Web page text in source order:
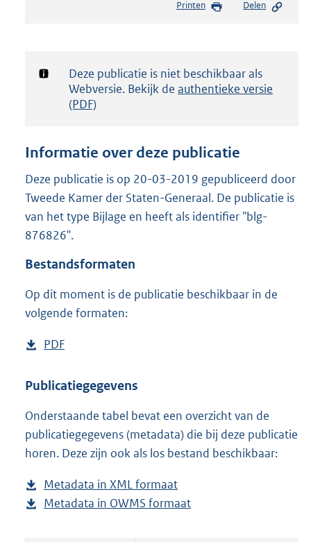
s
d
g
t
e
:
5
Printen Delen
Notificatie:
Deze publicatie is niet beschikbaar als
Webversie. Bekijk de authentieke versie
(PDF)
Informatie over deze publicatie
Deze publicatie is op 20-03-2019 gepubliceerd door
Tweede Kamer der Staten-Generaal. De publicatie is
van het type Bijlage en heeft als identifier "blg-
876826".
Bestandsformaten
Op dit moment is de publicatie beschikbaar in de
volgende formaten:
D
w
l
o
a
p
u
PDF
s
a
n
d
g
r
Publicatiegegevens
Onderstaande tabel bevat een overzicht van de
publicatiegegevens (metadata) die bij deze publicatie
horen. Deze zijn ook als los bestand beschikbaar:
Metadata in XML formaat
e
Metadata in OWMS formaat